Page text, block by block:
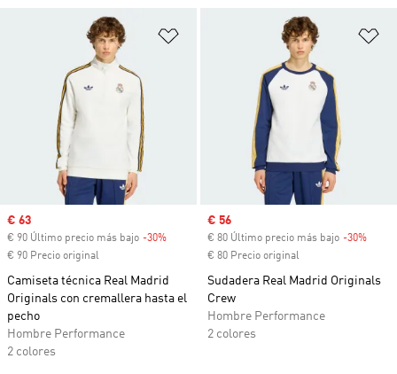
Añadir a la lista de deseos
Precio de venta
€ 63
€ 90 Último precio más bajo -30% Descuento
€ 90 Precio original
Camiseta técnica Real Madrid
Originals con cremallera hasta el
pecho
Hombre Performance
2 colores
Precio de venta
€ 56
€ 80 Último precio más bajo -30%
€ 80 Precio original
Sudadera Real Madrid Originals
Crew
Hombre Performance
2 colores